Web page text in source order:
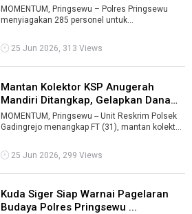
MOMENTUM, Pringsewu – Polres Pringsewu
menyiagakan 285 personel untuk
Joko Widodo ...
25 Jun 2026, 313 Views
Mantan Kolektor KSP Anugerah
Mandiri Ditangkap, Gelapkan Dana
Rp3 ...
MOMENTUM, Pringsewu -- Unit Reskrim Polsek
Gadingrejo menangkap FT (31), mantan kolektor
25 Jun 2026, 299 Views
Kuda Siger Siap Warnai Pagelaran
Budaya Polres Pringsewu ...